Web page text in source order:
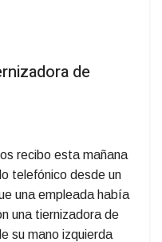
de
recibo esta mañana
telefónico desde un
una empleada había
una tiernizadora de
su mano izquierda